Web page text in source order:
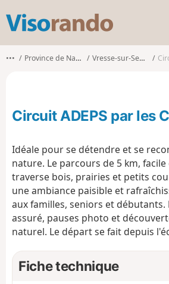
s
o
o
••• Province de Namur Vresse-sur-Semois
Circuit ADEPS par les
Idéale pour se détendre et se
nature. Le parcours de 5 km,
traverse bois, prairies et petits
une ambiance paisible et
aux familles, seniors et débutants.
assuré, pauses photo et
naturel. Le départ se fait depuis
Fiche technique